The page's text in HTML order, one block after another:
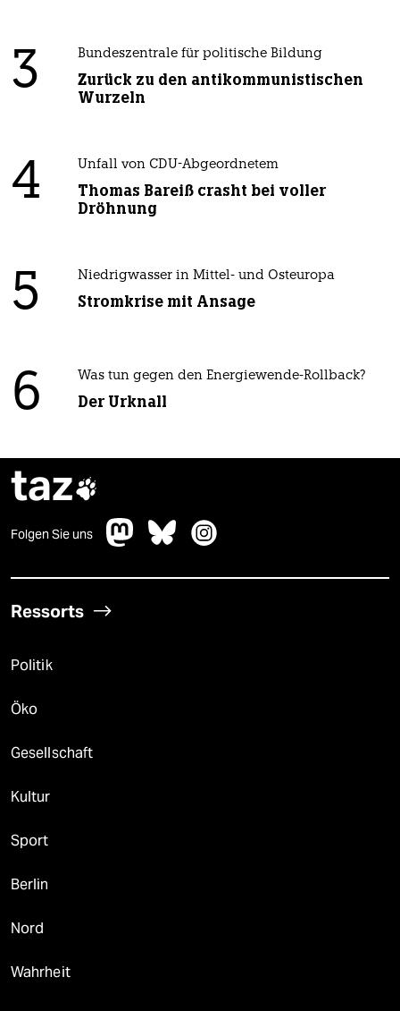
3 Bundeszentrale für politische Bildung
Zurück zu den antikommunistischen
Wurzeln
4 Unfall von CDU-Abgeordnetem
Thomas Bareiß crasht bei voller
Dröhnung
5 Niedrigwasser in Mittel- und Osteuropa
Stromkrise mit Ansage
6 Was tun gegen den Energiewende-Rollback?
Der Urknall
taz
Folgen Sie uns
Ressorts
Politik
Öko
Gesellschaft
Kultur
Sport
Berlin
Nord
Wahrheit